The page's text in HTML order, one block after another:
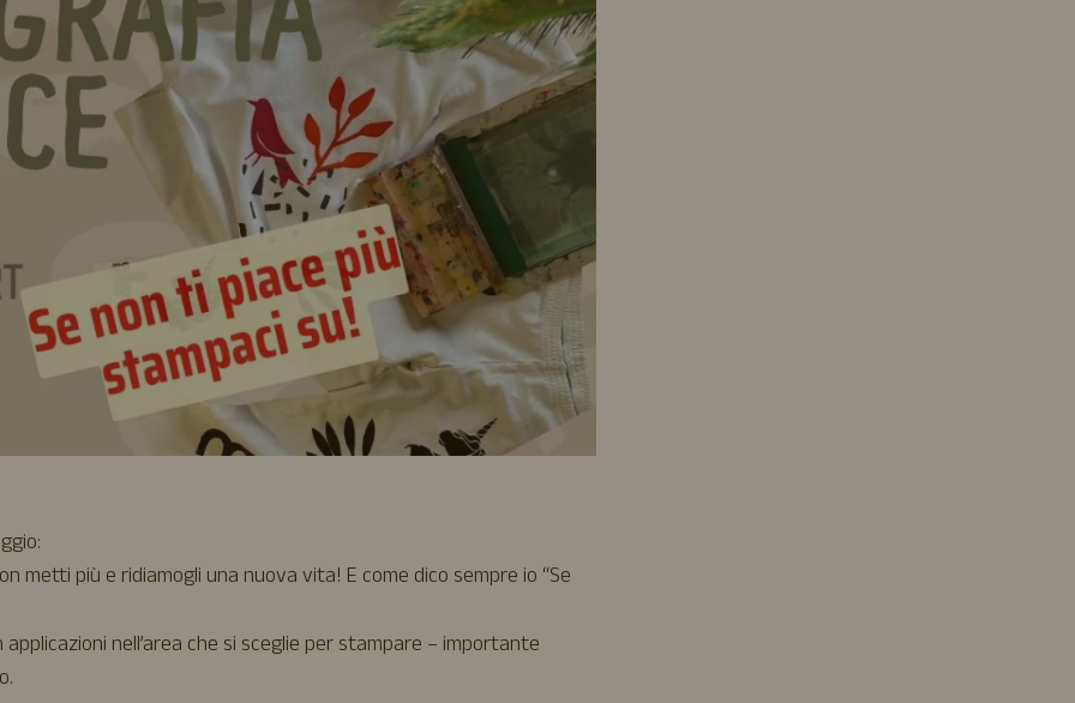
metti più e ridiamogli una nuova vita! E come dico sempre io “Se
nell’area che si sceglie per stampare – importante